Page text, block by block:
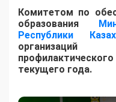
Комитетом по
образования
Республики
текущего года.